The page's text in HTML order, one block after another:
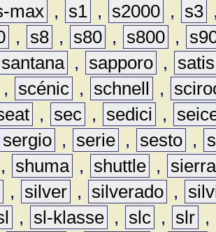
max , s1 , s2000 , s3
, s8 , s80 , s800 ,
santana , sapporo ,
satis
, scénic , schnell ,
, sec , sedici ,
sergio , serie , sesto ,
, shuma , shuttle ,
sierra
, silver , silverado ,
, sl-klasse , slc , slr ,